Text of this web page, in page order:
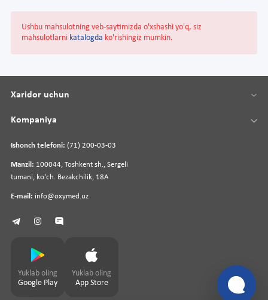
Ushbu mahsulotning veb-saytimizda o'xshashi yo'q, siz
mahsulotlarni katalogda ko'rishingiz mumkin.
Ishonch telefoni: (71) 200-03-03
Manzil: 100044, Toshkent sh., Sergeli
tumani, koʻch. Bezakchilik, 18A
E-mail: info@oxymed.uz
Xaridor uchun
Kompaniya
Yuklab oling
Google Play
Yuklab oling
App Store